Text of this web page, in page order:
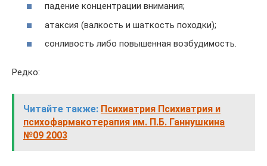
падение концентрации внимания;
атаксия (валкость и шаткость походки);
сонливость либо повышенная возбудимость.
Редко:
Читайте также: Психиатрия Психиатрия и
психофармакотерапия им. П.Б. Ганнушкина
№09 2003